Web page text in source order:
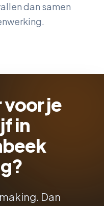
dan samen
voor je
in
Dan